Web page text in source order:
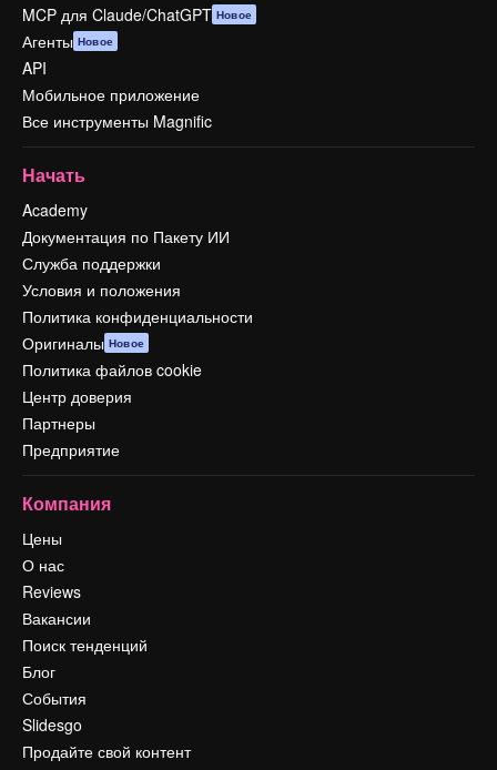
MCP для Claude/ChatGPT Новое
Агенты Новое
API
Мобильное приложение
Все инструменты Magnific
Начать
Academy
Документация по Пакету ИИ
Служба поддержки
Условия и положения
Политика конфиденциальности
Оригиналы Новое
Политика файлов cookie
Центр доверия
Партнеры
Предприятие
Компания
Цены
О нас
Reviews
Вакансии
Поиск тенденций
Блог
События
Slidesgo
Продайте свой контент